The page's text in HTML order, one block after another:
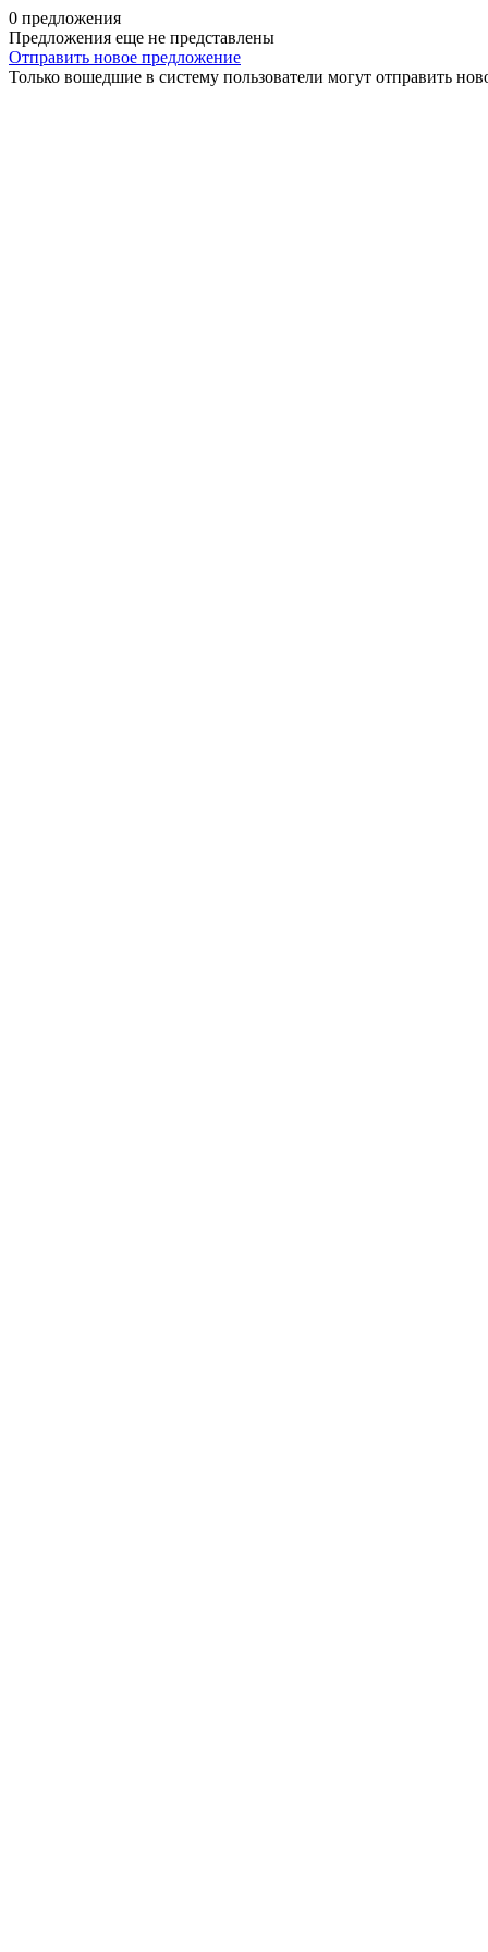
0 предложения
Предложения еще не представлены
Отправить новое предложение
Только вошедшие в систему пользователи могут отправить